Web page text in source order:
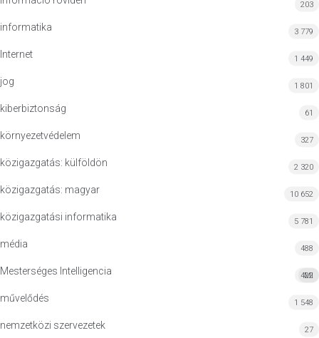
203
informatika 3 779
Internet 1 449
jog 1 801
kiberbiztonság 61
környezetvédelem 327
közigazgatás: külföldön 2 320
közigazgatás: magyar 10 652
közigazgatási informatika 5 781
média 488
Mesterséges Intelligencia MI
422
művelődés 1 548
nemzetközi szervezetek 27